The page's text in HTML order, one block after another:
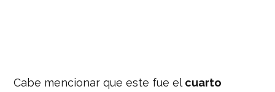
Cabe mencionar que este fue el cuarto